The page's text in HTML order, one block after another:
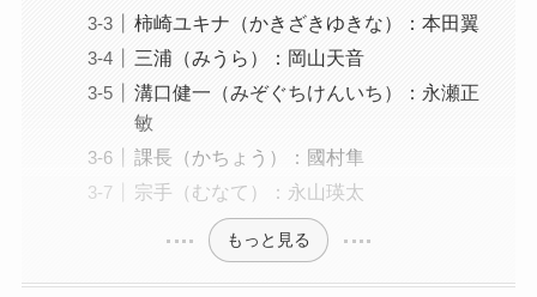
柿崎ユキナ（かきざきゆきな）：本田翼
三浦（みうら）：岡山天音
溝口健一（みぞぐちけんいち）：永瀬正
敏
課長（かちょう）：國村隼
宗手（むなて）：永山瑛太
もっと見る